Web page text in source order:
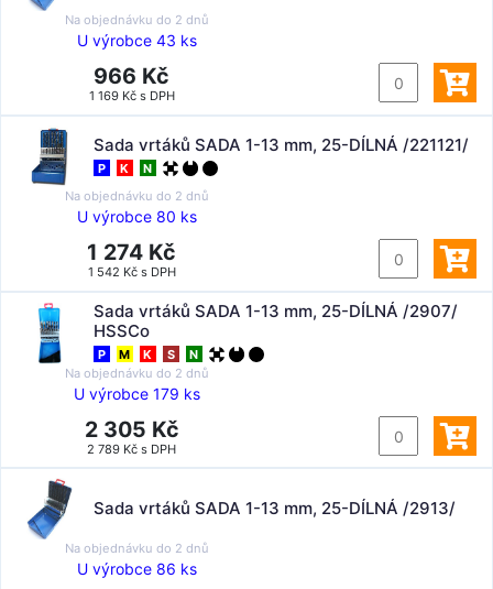
Na objednávku do 2 dnů
U výrobce 43 ks
966 Kč
1 169 Kč s DPH
Sada vrtáků SADA 1-13 mm, 25-DÍLNÁ /221121/
P K
N
Na objednávku do 2 dnů
U výrobce 80 ks
1 274 Kč
1 542 Kč s DPH
Sada vrtáků SADA 1-13 mm, 25-DÍLNÁ /2907/
HSSCo
P M K S
N
Na objednávku do 2 dnů
U výrobce 179 ks
2 305 Kč
2 789 Kč s DPH
Sada vrtáků SADA 1-13 mm, 25-DÍLNÁ /2913/
Na objednávku do 2 dnů
U výrobce 86 ks